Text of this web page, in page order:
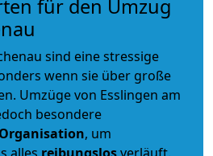
für den Umzug
sind eine stressige
wenn sie über große
Umzüge von Esslingen am
besondere
, um